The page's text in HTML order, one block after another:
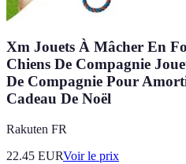
Xm Jouets À Mâcher En
Chiens De Compagnie
De Compagnie Pour
Cadeau De Noël
Rakuten FR
22.45 EURVoir le prix